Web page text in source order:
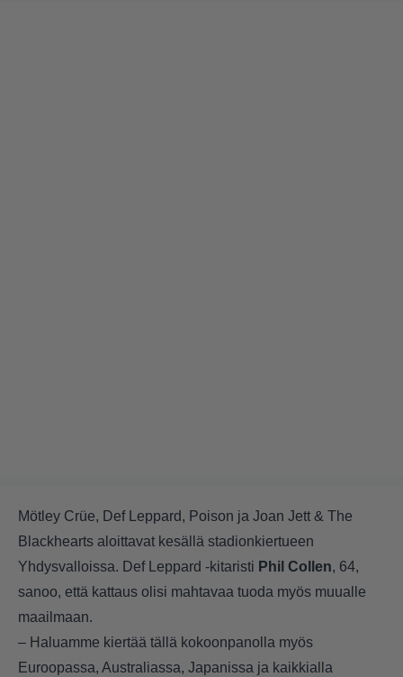
Mötley Crüe, Def Leppard, Poison ja Joan Jett & The
Blackhearts aloittavat kesällä stadionkiertueen
Yhdysvalloissa. Def Leppard -kitaristi Phil Collen, 64,
sanoo, että kattaus olisi mahtavaa tuoda myös muualle
maailmaan.
– Haluamme kiertää tällä kokoonpanolla myös
Euroopassa, Australiassa, Japanissa ja kaikkialla